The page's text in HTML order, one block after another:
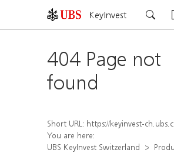
KeyInvest
404 Page not
found
Short URL: https://keyinvest-ch.ubs.com/produkt/detail/index/
You are here:
UBS KeyInvest Switzerland